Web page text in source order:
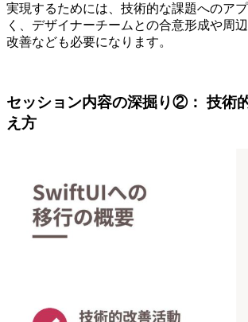
実現するためには、技術的な課題へのア
く、デザイナーチームとの合意形成や周
改善なども必要になります。
セッション内容の深掘り②： 技術
え方